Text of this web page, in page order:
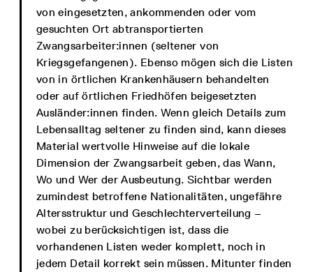
von eingesetzten, ankommenden oder vom
gesuchten Ort abtransportierten
Zwangsarbeiter:innen (seltener von
Kriegsgefangenen). Ebenso mögen sich die Listen
von in örtlichen Krankenhäusern behandelten
oder auf örtlichen Friedhöfen beigesetzten
Ausländer:innen finden. Wenn gleich Details zum
Lebensalltag seltener zu finden sind, kann dieses
Material wertvolle Hinweise auf die lokale
Dimension der Zwangsarbeit geben, das Wann,
Wo und Wer der Ausbeutung. Sichtbar werden
zumindest betroffene Nationalitäten, ungefähre
Altersstruktur und Geschlechterverteilung –
wobei zu berücksichtigen ist, dass die
vorhandenen Listen weder komplett, noch in
jedem Detail korrekt sein müssen. Mitunter finden